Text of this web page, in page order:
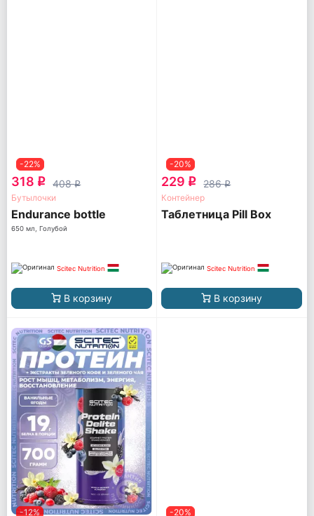
-22%
318 q 408q
Бутылочки
Endurance bottle
650 мл, Голубой
Scitec Nutrition
В корзину
-20%
229 q 286q
Контейнер
Таблетница Pill Box
Scitec Nutrition
В корзину
-12% -20%